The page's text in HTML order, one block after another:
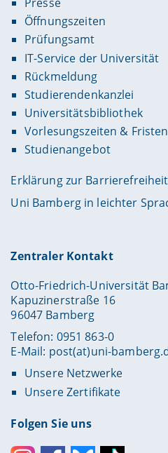
Öffnungszeiten
Prüfungsamt
IT-Service der Universität
Rückmeldung
Studierendenkanzlei
Universitätsbibliothek
Vorlesungszeiten & Fristen
Studienangebot
Erklärung zur Barrierefreiheit
Uni Bamberg in leichter
Zentraler Kontakt
Otto-Friedrich-Universität
Kapuzinerstraße 16
96047 Bamberg
Telefon: 0951 863-0
E-Mail: post(at)uni-
Unsere Netzwerke
Unsere Zertifikate
Folgen Sie uns